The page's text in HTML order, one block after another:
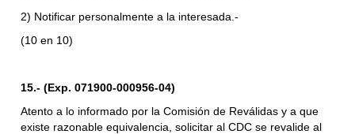
2) Notificar personalmente a la interesada.-
(10 en 10)
15.- (Exp. 071900-000956-04)
Atento a lo informado por la Comisión de Reválidas y a que
existe razonable equivalencia, solicitar al CDC se revalide al